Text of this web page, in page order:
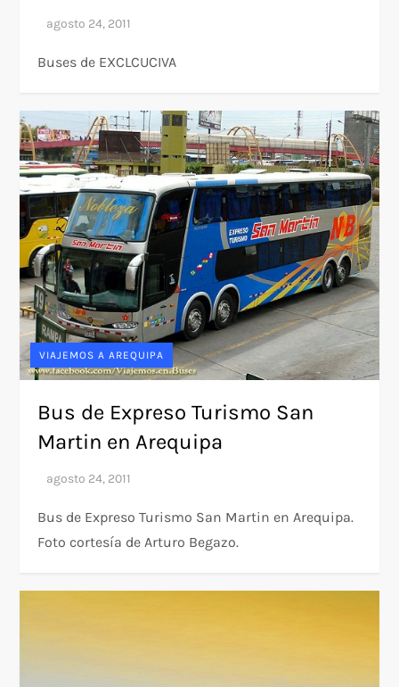
Buses de EXCLCUCIVA
VIAJEMOS A AREQUIPA
Bus de Expreso Turismo San
Martin en Arequipa
Bus de Expreso Turismo San Martin en Arequipa.
Foto cortesía de Arturo Begazo.